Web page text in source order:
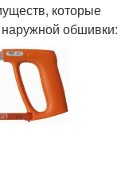
которые
обшивки: